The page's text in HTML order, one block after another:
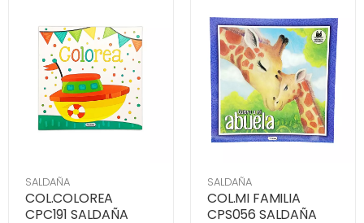
SALDAÑA
COL.COLOREA
CPC191 SALDAÑA
SALDAÑA
COL.MI FAMILIA
CPS056 SALDAÑA